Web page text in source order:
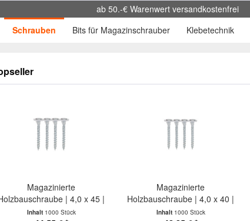
ab 50.-€ Warenwert versandkostenfrei
Schrauben Bits für Magazinschrauber Klebetechnik
Magazinierte
| 4,0 x 45 |
ETA
Inhalt 1000 Stück
Magazinierte
Holzbauschraube | 4,0 x 40 |
ETA
Inhalt 1000 Stück